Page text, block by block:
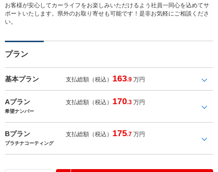
お客様が安心してカーライフをお楽しみいただけるよう社員一同心を込めてサ
ポートいたします。県外のお取り寄せも可能です！是非お気軽にご相談くださ
い。
プラン
基本プラン 支払総額（税込） 163.9 万円
Aプラン 支払総額（税込） 170.3 万円
希望ナンバー
Bプラン 支払総額（税込） 175.7 万円
プラチナコーティング